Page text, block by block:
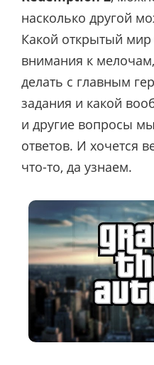
насколько другой
Какой открытый мир
внимания к
делать с главным
задания и какой
и другие вопросы
ответов. И хочется
что-то, да узнаем.